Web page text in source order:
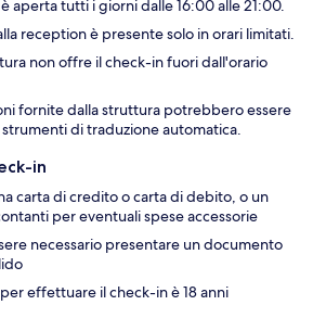
aperta tutti i giorni dalle 16:00 alle 21:00.
reception è presente solo in orari limitati.
non offre il check-in fuori dall'orario
fornite dalla struttura potrebbero essere
di traduzione automatica.
in
carta di credito o carta di debito, o un
per eventuali spese accessorie
necessario presentare un documento
effettuare il check-in è 18 anni